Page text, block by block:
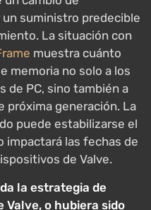
suministro predecible
La situación con
muestra cuánto
memoria no solo a los
de PC, sino también a
próxima generación. La
puede estabilizarse el
impactará las fechas de
de Valve.
la estrategia de
Valve, o hubiera sido